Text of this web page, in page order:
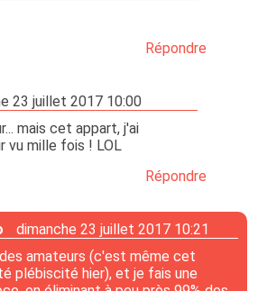
Répondre
23 juillet 2017 10:00
mais cet appart, j'ai
vu mille fois ! LOL
Répondre
dimanche 23 juillet 2017 10:21
amateurs (c'est même cet
plébiscité hier), et je fais une